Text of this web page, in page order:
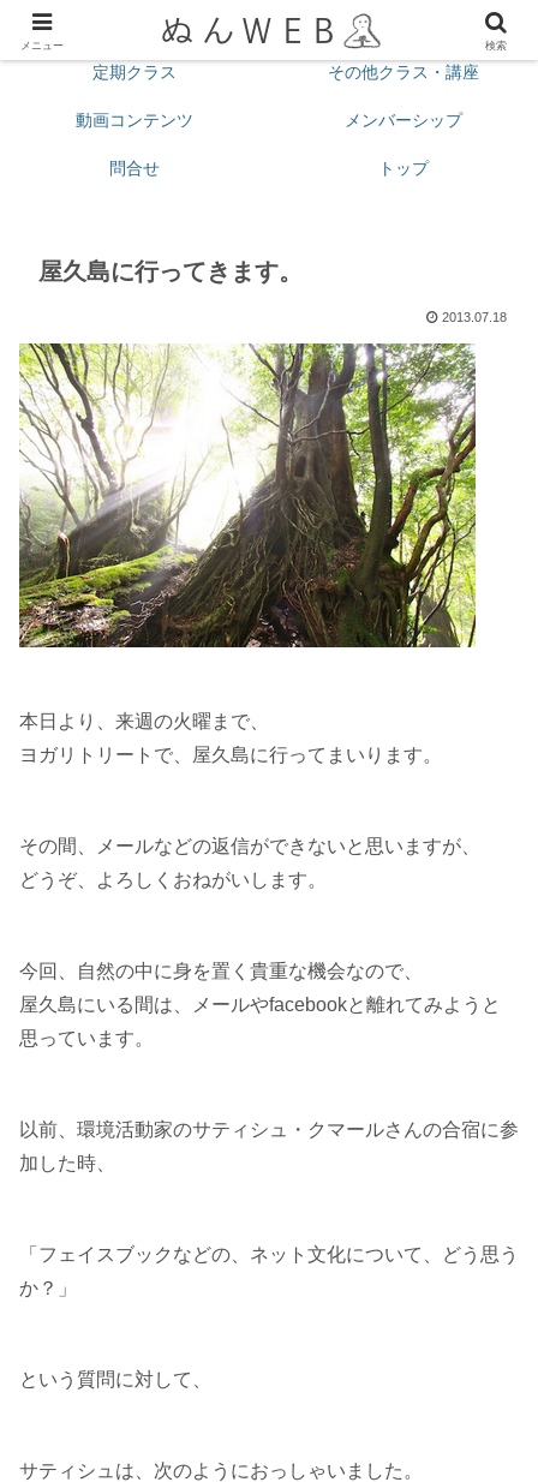
プロフィール 今月の予定
定期クラス その他クラス・講座
動画コンテンツ メンバーシップ
問合せ トップ
屋久島に行ってきます。
2013.07.18
本日より、来週の火曜まで、
ヨガリトリートで、屋久島に行ってまいります。
その間、メールなどの返信ができないと思いますが、
どうぞ、よろしくおねがいします。
今回、自然の中に身を置く貴重な機会なので、
屋久島にいる間は、メールやfacebookと離れてみようと
思っています。
以前、環境活動家のサティシュ・クマールさんの合宿に参
加した時、
「フェイスブックなどの、ネット文化について、どう思う
か？」
という質問に対して、
サティシュは、次のようにおっしゃいました。
メニュー 検索